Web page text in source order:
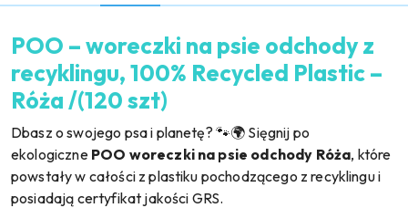
POO – woreczki na psie odchody z
recyklingu, 100% Recycled Plastic –
Róża /(120 szt)
Dbasz o swojego psa i planetę? 🐾🌍 Sięgnij po
ekologiczne POO woreczki na psie odchody Róża, które
powstały w całości z plastiku pochodzącego z recyklingu i
posiadają certyfikat jakości GRS.